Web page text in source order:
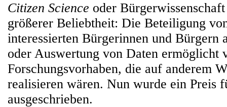
Citizen Science oder
größerer Beliebtheit: Die Beteiligung
interessierten Bürgerinnen und Bürgern
oder Auswertung von Daten ermöglicht
Forschungsvorhaben, die auf anderem
realisieren wären. Nun wurde ein Preis
ausgeschrieben.